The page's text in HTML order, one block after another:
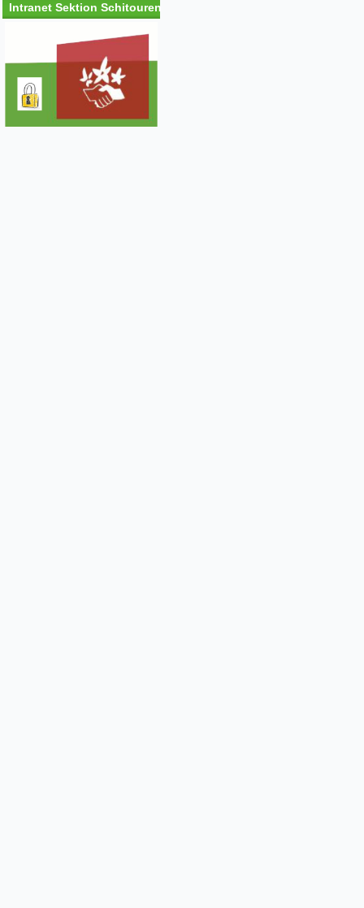
Intranet Sektion Schitouren